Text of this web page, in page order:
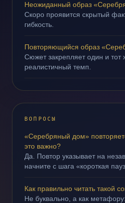
Неожиданный образ
Скоро проявится скрытый
гибкость.
Повторяющийся образ
Сюжет закрепляет один и тот
реалистичный темп.
ВОПРОСЫ
«Серебряный дом»
это важно?
Да. Повтор указывает на
начните с шага «короткая
Как правильно читать такой
Не буквально, а как